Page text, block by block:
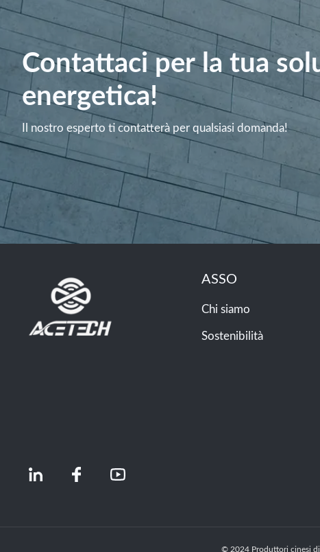
Contattaci per la tua
energetica!
Il nostro esperto ti contatterà per qualsiasi domanda!
ASSO
Chi siamo
Sostenibilità
© 2024 Produttori cinesi